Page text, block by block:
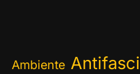
Ambiente